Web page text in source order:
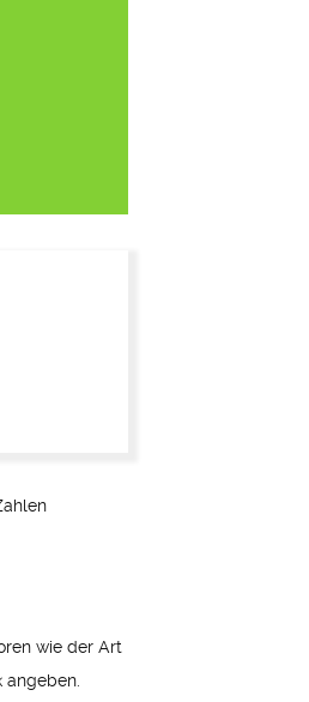
wie der Art
angeben.